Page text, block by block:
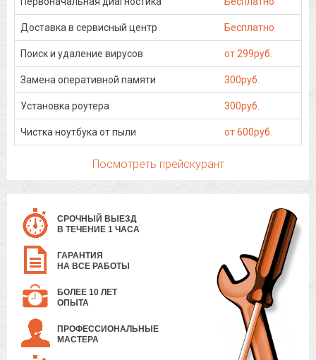
Доставка в сервисный центр Бесплатно
Поиск и удаление вирусов от 299руб.
Замена оперативной памяти 300руб.
Установка роутера 300руб.
Чистка ноутбука от пыли от 600руб.
Посмотреть прейскурант
СРОЧНЫЙ ВЫЕЗД
В ТЕЧЕНИЕ 1 ЧАСА
ГАРАНТИЯ
НА ВСЕ РАБОТЫ
БОЛЕЕ 10 ЛЕТ
ОПЫТА
ПРОФЕССИОНАЛЬНЫЕ
МАСТЕРА